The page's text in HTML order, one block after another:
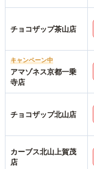
チョコザップ茶山店
キャンペーン中
アマゾネス京都一乗
寺店
チョコザップ北山店
カーブス北山上賀茂
店